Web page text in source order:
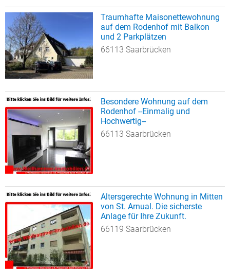
Traumhafte Maisonettewohnung
auf dem Rodenhof mit Balkon
und 2 Parkplätzen
66113 Saarbrücken
Besondere Wohnung auf dem
Rodenhof --Einmalig und
Hochwertig--
66113 Saarbrücken
Altersgerechte Wohnung in Mitten
von St. Arnual. Die sicherste
Anlage für Ihre Zukunft.
66119 Saarbrücken